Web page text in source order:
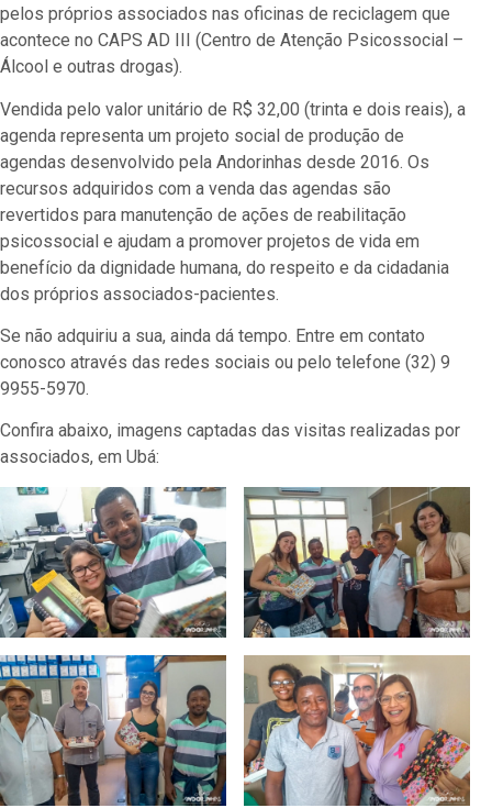
pelos próprios associados nas oficinas de reciclagem que
acontece no CAPS AD III (Centro de Atenção Psicossocial –
Álcool e outras drogas).
Vendida pelo valor unitário de R$ 32,00 (trinta e dois reais), a
agenda representa um projeto social de produção de
agendas desenvolvido pela Andorinhas desde 2016. Os
recursos adquiridos com a venda das agendas são
revertidos para manutenção de ações de reabilitação
psicossocial e ajudam a promover projetos de vida em
benefício da dignidade humana, do respeito e da cidadania
dos próprios associados-pacientes.
Se não adquiriu a sua, ainda dá tempo. Entre em contato
conosco através das redes sociais ou pelo telefone (32) 9
9955-5970.
Confira abaixo, imagens captadas das visitas realizadas por
associados, em Ubá: